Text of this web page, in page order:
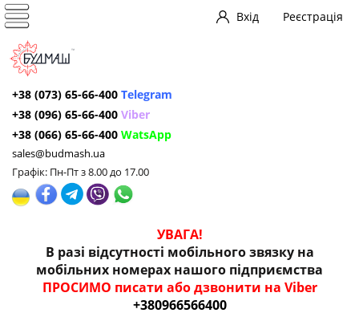
Вхід Реєстрація
+38 (073) 65-66-400 Telegram
+38 (096) 65-66-400 Viber
+38 (066) 65-66-400 WatsApp
sales@budmash.ua
Графік: Пн-Пт з 8.00 до 17.00
УВАГА!
В разі відсутності мобільного звязку на
мобільних номерах нашого підприємства
ПРОСИМО писати або дзвонити на Viber
+380966566400